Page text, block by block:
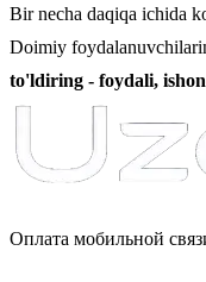
Bir necha daqiqa ichida
Doimiy
to'ldiring - foydali,
Оплата мобильной